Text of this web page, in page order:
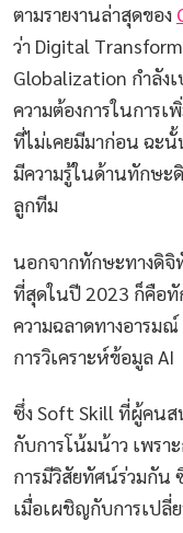
ตามรายงานล่าสุดของ
ว่า Digital
Globalization กำลัง
ความต้องการในการ
ที่ไม่เคยมีมาก่อน ฉะ
มีความรู้ในด้านทักษะ
ลูกทีม
นอกจากทักษะทางดิจิ
ที่สุดในปี 2023 ก็คือทั
ความฉลาดทางอารม
การวิเคราะห์ข้อมูล AI
ซึ่ง Soft Skill ที่ผู้คน
กับการโน้มน้าว เพรา
การมีวิสัยทัศน์ร่วมกัน
เมื่อเผชิญกับการเปลี่